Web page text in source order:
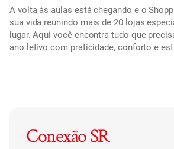
A volta às aulas está chegando e o
sua vida reunindo mais de 20 lojas
lugar. Aqui você encontra tudo que
ano letivo com praticidade, conforto e
Conexão SR